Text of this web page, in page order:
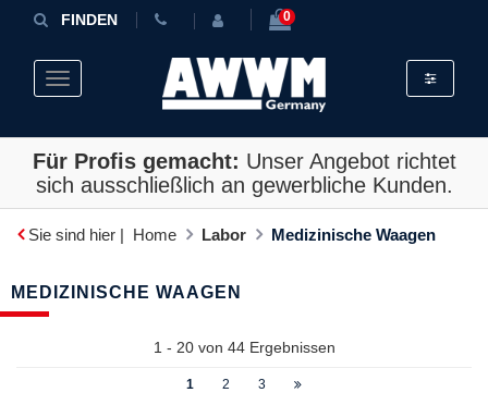
FINDEN 0
Toggle navigation Toggle
Für Profis gemacht: Unser Angebot richtet
sich ausschließlich an gewerbliche Kunden.
Sie sind hier | Home Labor Medizinische Waagen
MEDIZINISCHE WAAGEN
1 - 20 von 44Ergebnissen
1 2 3